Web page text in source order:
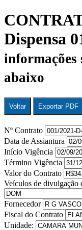
Dispensa
informações
abaixo
Voltar Exportar PDF
Nº Contrato
Data de Assiantura
Início Vigência
Término Vigência
Valor do Contrato
Veículos de divulgação
Fornecedor
Fiscal do Contrato
Unidade: